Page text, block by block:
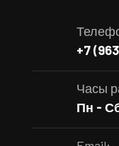
+7
Часы
Пн -